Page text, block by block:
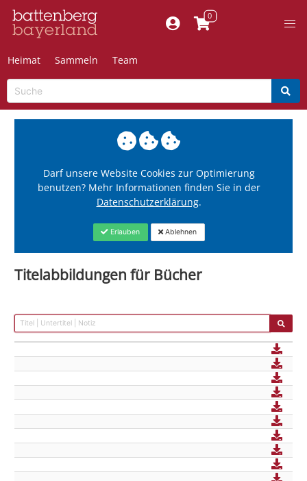
Heimat Sammeln Team
Darf unsere Website Cookies zur Optimierung
benutzen? Mehr Informationen finden Sie in der
Datenschutzerklärung.
Erlauben Ablehnen
Titelabbildungen für Bücher